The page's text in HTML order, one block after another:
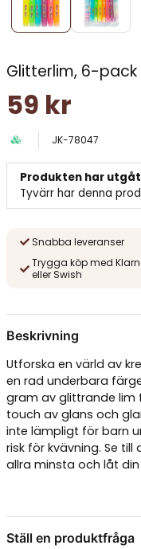
Glitterlim, 6-pack
59 kr
JK-78047
Produkten har
Tyvärr har denna
Snabba leveranser
Trygga köp med
eller Swish
Beskrivning
Utforska en värld av
en rad underbara
gram av glittrande lim
touch av glans och
inte lämpligt för barn
risk för kvävning. Se
allra minsta och låt
Ställ en produktfråga